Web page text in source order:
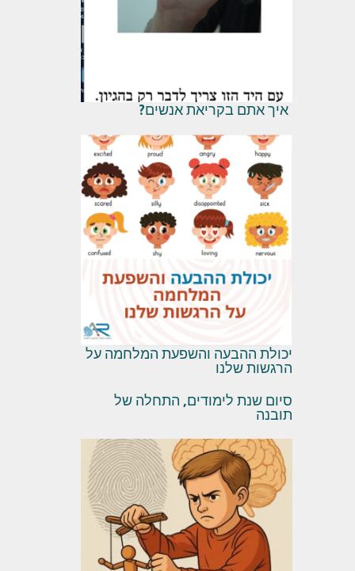
איך אתם בקריאת אנשים?
יכולת ההבעה והשפעת המלחמה על
הרגשות שלנו
סיום שנת לימודים, התחלה של
תובנה